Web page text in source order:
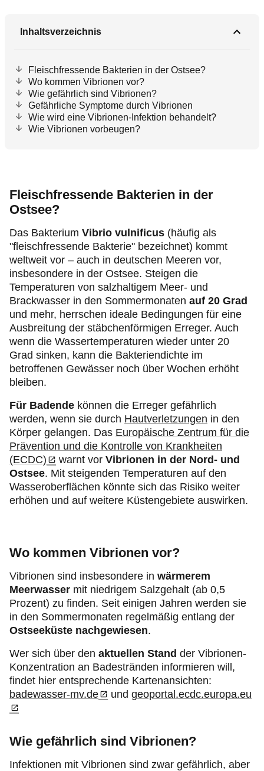
Inhaltsverzeichnis
Fleischfressende Bakterien in der Ostsee?
Wo kommen Vibrionen vor?
Wie gefährlich sind Vibrionen?
Gefährliche Symptome durch Vibrionen
Wie wird eine Vibrionen-Infektion behandelt?
Wie Vibrionen vorbeugen?
Fleischfressende Bakterien in der
Ostsee?
Das Bakterium Vibrio vulnificus (häufig als
"fleischfressende Bakterie" bezeichnet) kommt
weltweit vor – auch in deutschen Meeren vor,
insbesondere in der Ostsee. Steigen die
Temperaturen von salzhaltigem Meer- und
Brackwasser in den Sommermonaten auf 20 Grad
und mehr, herrschen ideale Bedingungen für eine
Ausbreitung der stäbchenförmigen Erreger. Auch
wenn die Wassertemperaturen wieder unter 20
Grad sinken, kann die Bakteriendichte im
betroffenen Gewässer noch über Wochen erhöht
bleiben.
Für Badende können die Erreger gefährlich
werden, wenn sie durch Hautverletzungen in den
Körper gelangen. Das Europäische Zentrum für die
Prävention und die Kontrolle von Krankheiten
(ECDC)
warnt vor Vibrionen in der Nord- und
Ostsee. Mit steigenden Temperaturen auf den
Wasseroberflächen könnte sich das Risiko weiter
erhöhen und auf weitere Küstengebiete auswirken.
Wo kommen Vibrionen vor?
Vibrionen sind insbesondere in wärmerem
Meerwasser mit niedrigem Salzgehalt (ab 0,5
Prozent) zu finden. Seit einigen Jahren werden sie
in den Sommermonaten regelmäßig entlang der
Ostseeküste nachgewiesen.
Wer sich über den aktuellen Stand der Vibrionen-
Konzentration an Badestränden informieren will,
findet hier entsprechende Kartenansichten:
badewasser-mv.de
und geoportal.ecdc.europa.eu
Wie gefährlich sind Vibrionen?
Infektionen mit Vibrionen sind zwar gefährlich, aber